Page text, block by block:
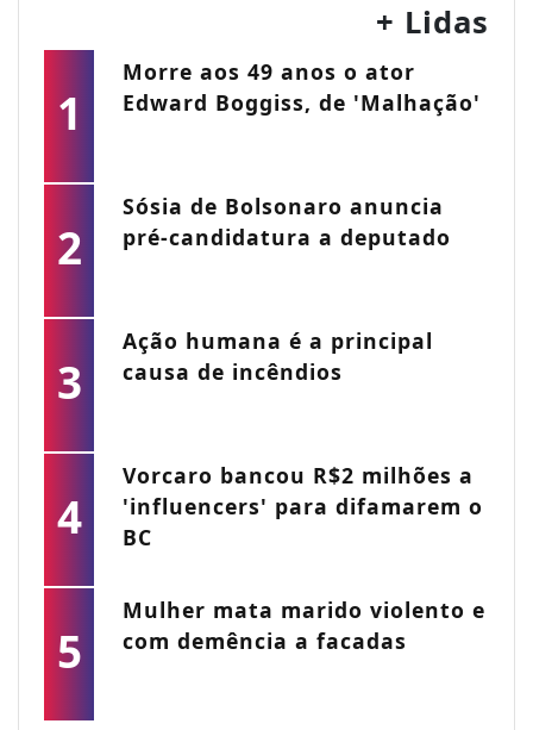
+ Lidas
1
Morre aos 49 anos o ator
Edward Boggiss, de 'Malhação'
2
Sósia de Bolsonaro anuncia
pré-candidatura a deputado
3
Ação humana é a principal
causa de incêndios
4
Vorcaro bancou R$2 milhões a
'influencers' para difamarem o
BC
5
Mulher mata marido violento e
com demência a facadas